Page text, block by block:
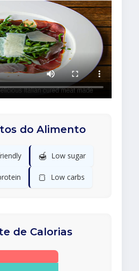
do Alimento
🍯 Low sugar
🍞 Low carbs
de Calorias